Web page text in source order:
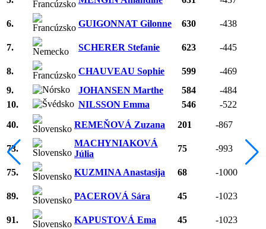
6. GUIGONNAT Gilonne 630 -438
7. SCHERER Stefanie 623 -445
8. CHAUVEAU Sophie 599
-469
9.
JOHANSEN Marthe 584
-484
10.
NILSSON Emma 546
-522
40.
REMEŇOVÁ Zuzana 201 -867
73.
MACHYNIAKOVÁ
Júlia
75 -993
75. KUZMINA Anastasija 68 -1000
89. PACEROVÁ Sára 45 -1023
91. KAPUSTOVÁ Ema 45 -1023